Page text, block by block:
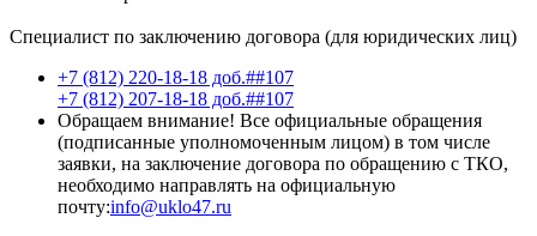
Специалист по заключению договора (для юридических лиц)
+7 (812) 220-18-18 доб.##107
+7 (812) 207-18-18 доб.##107
Обращаем внимание! Все официальные обращения
(подписанные уполномоченным лицом) в том числе
заявки, на заключение договора по обращению с ТКО,
необходимо направлять на официальную
почту:info@uklo47.ru